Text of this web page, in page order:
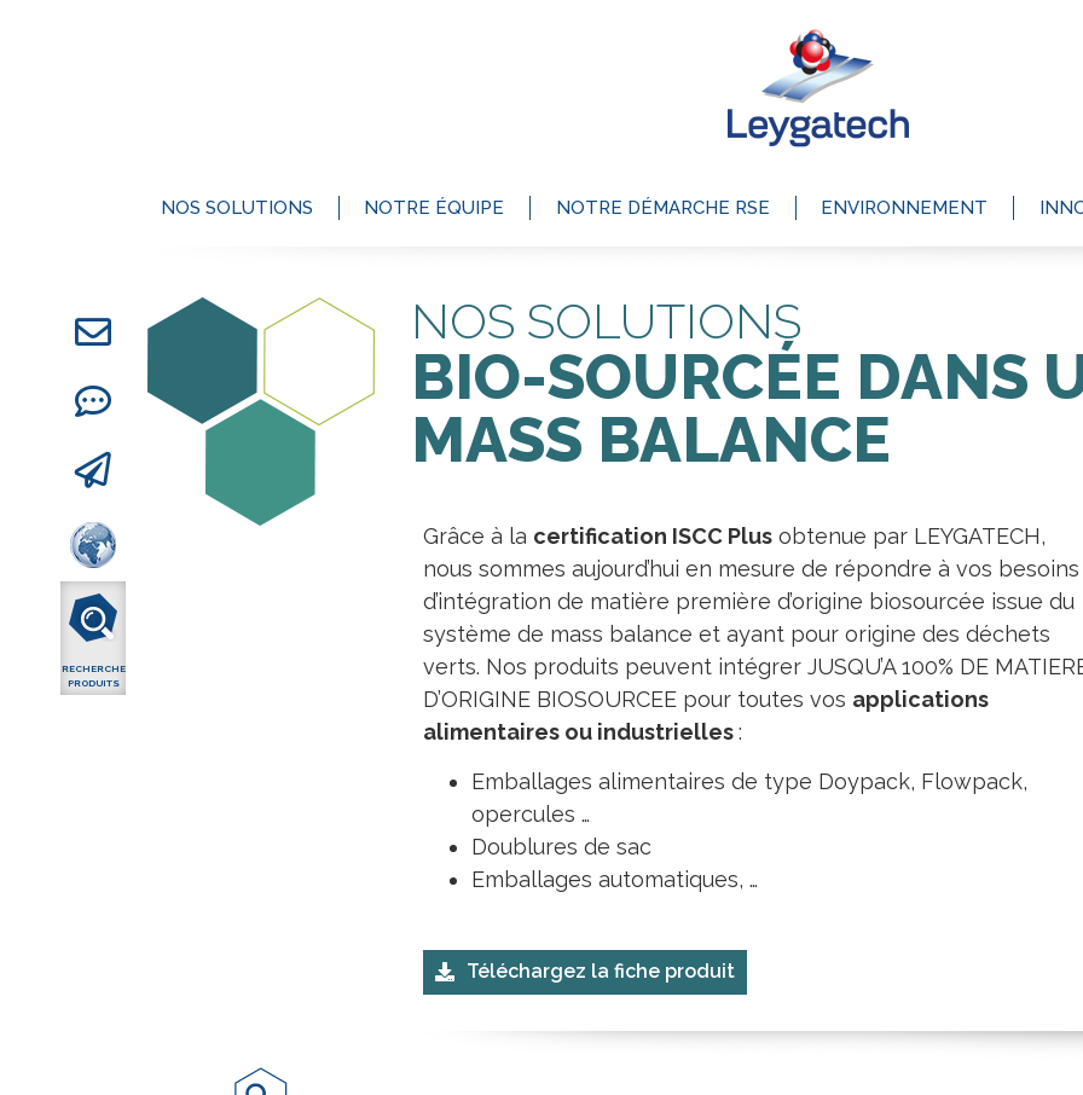
NOS SOLUTIONS NOTRE ÉQUIPE NOTRE DÉMARCHE RSE ENVIRONNEMENT
NOS SOLUTIONS
BIO-SOURCÉE DANS
MASS BALANCE
Grâce à la certification ISCC Plus obtenue par LEYGATECH,
nous sommes aujourd’hui en mesure de répondre à vos besoins
d’intégration de matière première d’origine biosourcée issue du
système de mass balance et ayant pour origine des déchets
verts. Nos produits peuvent intégrer JUSQU’A 100% DE
D’ORIGINE BIOSOURCEE pour toutes vos applications
alimentaires ou industrielles:
Emballages alimentaires de type Doypack, Flowpack,
opercules …
Doublures de sac
Emballages automatiques, …
Téléchargez la fiche produit
RECHERCHE
PRODUITS